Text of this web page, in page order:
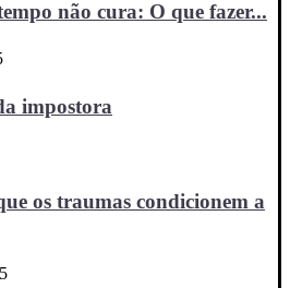
não cura: O que fazer...
impostora
os traumas condicionem a